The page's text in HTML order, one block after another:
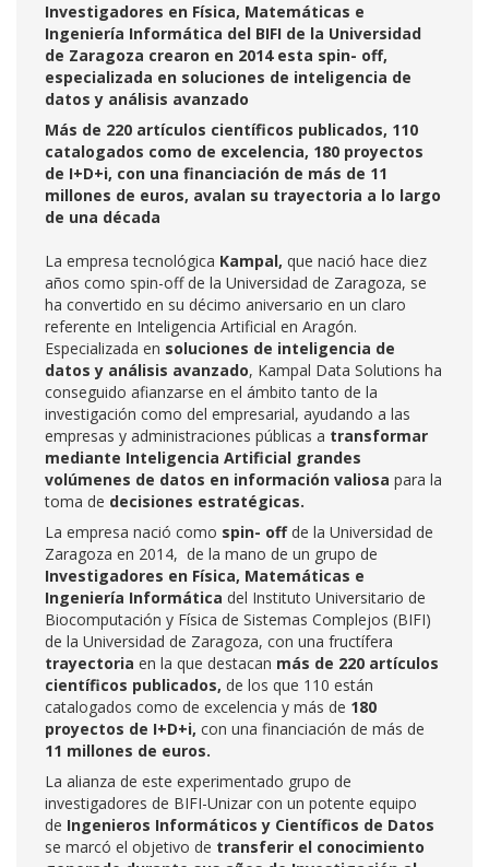
Investigadores en Física, Matemáticas e
Ingeniería Informática del BIFI de la Universidad
de Zaragoza crearon en 2014 esta spin- off,
especializada en soluciones de inteligencia de
datos y análisis avanzado
Más de 220 artículos científicos publicados, 110
catalogados como de excelencia, 180 proyectos
de I+D+i, con una financiación de más de 11
millones de euros, avalan su trayectoria a lo largo
de una década
La empresa tecnológica Kampal, que nació hace diez
años como spin-off de la Universidad de Zaragoza, se
ha convertido en su décimo aniversario en un claro
referente en Inteligencia Artificial en Aragón.
Especializada en soluciones de inteligencia de
datos y análisis avanzado, Kampal Data Solutions ha
conseguido afianzarse en el ámbito tanto de la
investigación como del empresarial, ayudando a las
empresas y administraciones públicas a transformar
mediante Inteligencia Artificial grandes
volúmenes de datos en información valiosa para la
toma de decisiones estratégicas.
La empresa nació como spin- offde la Universidad de
Zaragoza en 2014, de la mano de un grupo de
Investigadores en Física, Matemáticas e
Ingeniería Informática del Instituto Universitario de
Biocomputación y Física de Sistemas Complejos (BIFI)
de la Universidad de Zaragoza, con una fructífera
trayectoria en la que destacan más de 220 artículos
científicos publicados, de los que 110 están
catalogados como de excelencia y más de 180
proyectos de I+D+i, con una financiación de más de
11 millones de euros.
La alianza de este experimentado grupo de
investigadores de BIFI-Unizar con un potente equipo
de Ingenieros Informáticos y Científicos de Datos
se marcó el objetivo de transferir el conocimiento